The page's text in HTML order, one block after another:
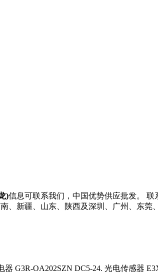
)信息可联系我们，中国优势供应批发。 联
、新疆、山东、陕西及深圳、广州、东莞
G3R-OA202SZN DC5-24. 光电传感器